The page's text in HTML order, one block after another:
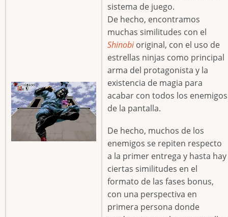
sistema de juego.
De hecho, encontramos
muchas similitudes con el
Shinobioriginal, con el uso de
estrellas ninjas como principal
arma del protagonista y la
existencia de magia para
acabar con todos los enemigos
de la pantalla.
De hecho, muchos de los
enemigos se repiten respecto
a la primer entrega y hasta hay
ciertas similitudes en el
formato de las fases bonus,
con una perspectiva en
primera persona donde